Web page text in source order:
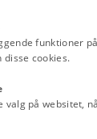
Pieter
konge,
folk ud af dette
penge, varer
kongen kort
funktioner
disse cookies.
valg på websitet,